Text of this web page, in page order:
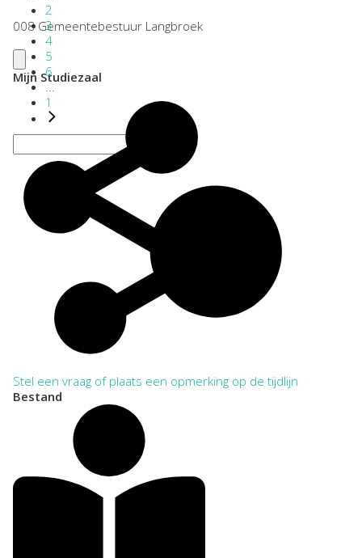
2
3
4
5
6
...
1
008 Gemeentebestuur Langbroek
Mijn Studiezaal
Stel een vraag of plaats een opmerking op de tijdlijn
Bestand